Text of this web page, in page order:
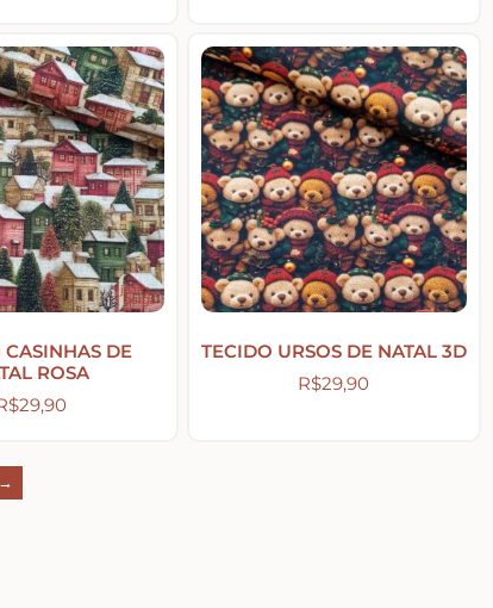
CASINHAS DE
ROSA
29,90
TECIDO URSOS DE NATAL 3D
R$29,90
→